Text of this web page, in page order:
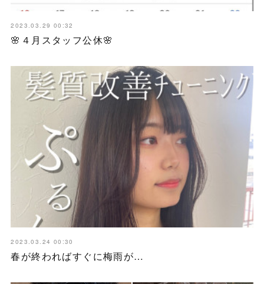
2023.03.29 00:32
🌸４月スタッフ公休🌸
2023.03.24 00:30
春が終わればすぐに梅雨が…